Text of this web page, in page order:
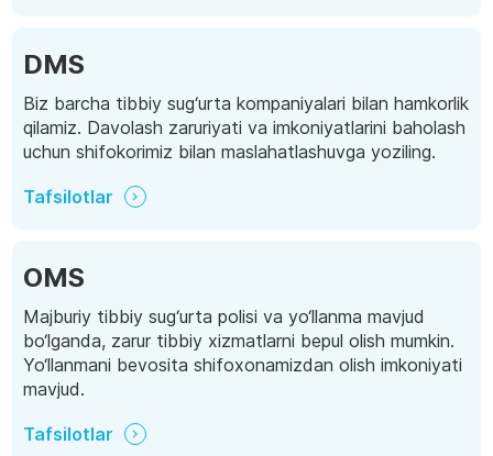
DMS
Biz barcha tibbiy sug‘urta kompaniyalari bilan hamkorlik
qilamiz. Davolash zaruriyati va imkoniyatlarini baholash
uchun shifokorimiz bilan maslahatlashuvga yoziling.
Tafsilotlar
OMS
Majburiy tibbiy sug‘urta polisi va yo‘llanma mavjud
bo‘lganda, zarur tibbiy xizmatlarni bepul olish mumkin.
Yo‘llanmani bevosita shifoxonamizdan olish imkoniyati
mavjud.
Tafsilotlar